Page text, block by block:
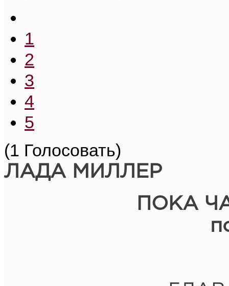
1
2
3
4
5
(1 Голосовать)
ЛАДА МИЛЛЕР
ПОКА